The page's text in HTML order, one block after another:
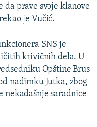
prave svoje klanove
je Vučić.
SNS je
krivičnih dela. U
Opštine Brus
nadimku Jutka, zbog
nekadašnje saradnice